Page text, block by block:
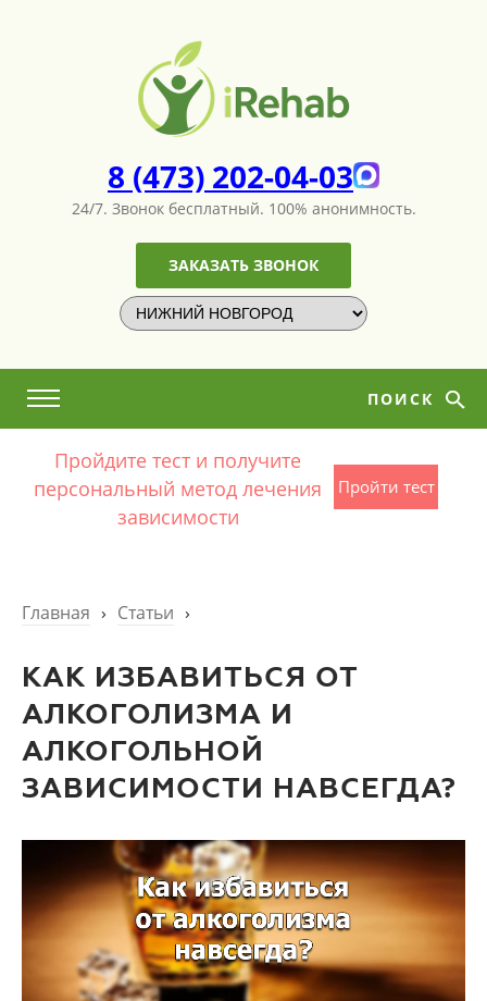
8 (473) 202-04-03
24/7. Звонок бесплатный. 100% анонимность.
ЗАКАЗАТЬ ЗВОНОК
ПОИСК
Пройдите тест и получите
персональный метод лечения
зависимости
Пройти тест
Главная › Статьи ›
КАК ИЗБАВИТЬСЯ ОТ
АЛКОГОЛИЗМА И
АЛКОГОЛЬНОЙ
ЗАВИСИМОСТИ НАВСЕГДА?